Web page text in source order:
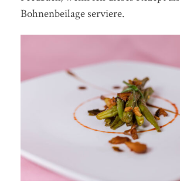
Bohnenbeilage serviere.